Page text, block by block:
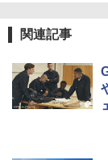
関連記事